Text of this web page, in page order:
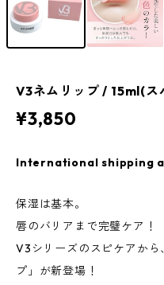
V3ネムリップ / 15ml(ス
¥3,850
International shipping
保湿は基本。
唇のバリアまで完璧ケア！
V3シリーズのスピケアか
プ」が新登場！